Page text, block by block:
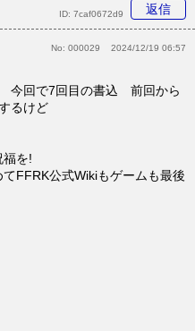
返信
ID: 7caf0672d9
No: 000029 2024/12/19 06:57
回で7回目の書込 前回から
るけど
福を!
FFRK公式Wikiもゲームも最後